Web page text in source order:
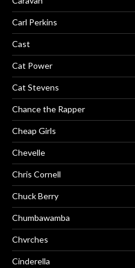
Carl Perkins
Cast
Cat Power
Cat Stevens
Chance the Rapper
Cheap Girls
Chevelle
Chris Cornell
Chuck Berry
Chumbawamba
Chvrches
Cinderella